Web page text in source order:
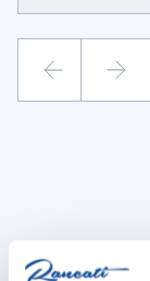
PREVIOUSNEXT
BRAND